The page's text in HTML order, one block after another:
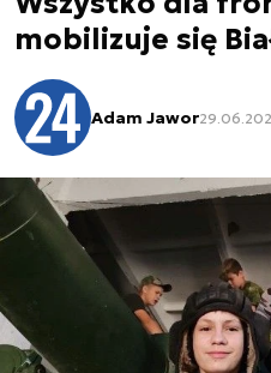
mobilizuje się
Adam Jawor